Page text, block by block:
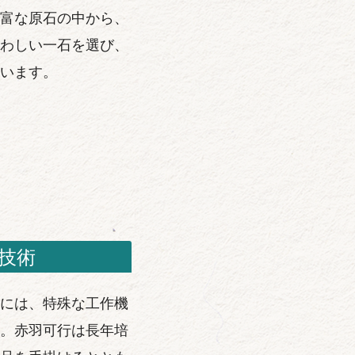
な原石の中から、
しい一石を選び、
ます。
術
は、特殊な工作機
赤羽可行は長年培